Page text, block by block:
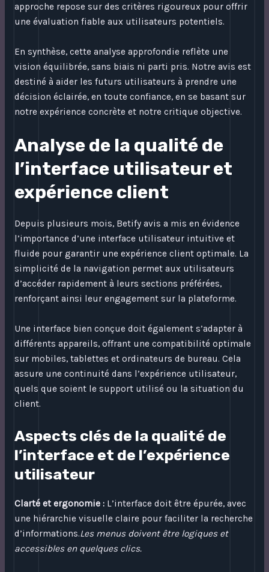
approche repose sur des critères rigoureux pour offrir
une évaluation fiable aux utilisateurs potentiels.
En synthèse, cette analyse approfondie reflète une
vision équilibrée, sans biais ni parti pris. Notre avis est
destiné à aider les futurs utilisateurs à prendre une
décision éclairée, en toute confiance, en se basant sur
notre expérience concrète et notre critique objective.
Analyse de la qualité de
l’interface utilisateur et
expérience client
Depuis plusieurs mois, Betify avis a mis en évidence
l’importance d’une interface utilisateur intuitive et
fluide pour garantir une expérience client optimale. La
simplicité de la navigation permet aux utilisateurs
d’accéder rapidement à leurs sections préférées,
renforçant ainsi leur engagement sur la plateforme.
Une interface bien conçue doit également s’adapter à
différents appareils, offrant une compatibilité optimale
sur mobiles, tablettes et ordinateurs de bureau. Cela
assure une continuité dans l’expérience utilisateur,
quels que soient le support utilisé ou la situation du
client.
Aspects clés de la qualité de
l’interface et de l’expérience
utilisateur
Clarté et ergonomie :L’interface doit être épurée, avec
une hiérarchie visuelle claire pour faciliter la recherche
d’informations.Les menus doivent être logiques et
accessibles en quelques clics.